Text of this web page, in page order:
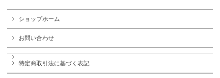
ショップホーム
お問い合わせ
特定商取引法に基づく表記